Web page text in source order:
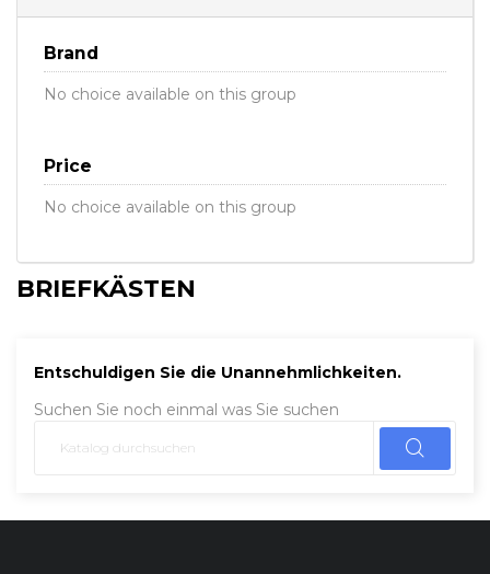
Brand
No choice available on this group
Price
No choice available on this group
BRIEFKÄSTEN
Entschuldigen Sie die Unannehmlichkeiten.
Suchen Sie noch einmal was Sie suchen